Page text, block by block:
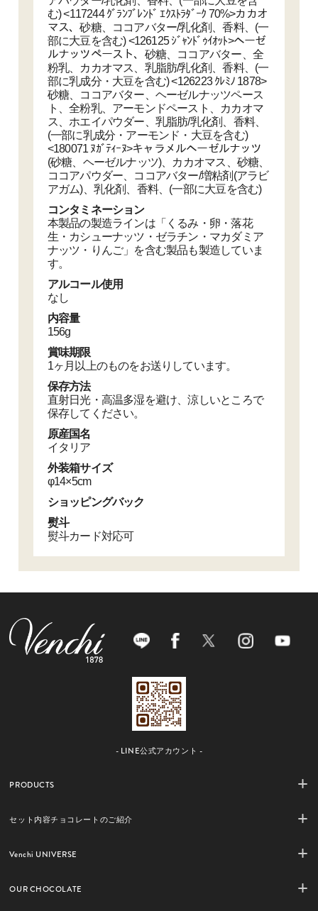
む) <117244 ｸﾞﾗﾝﾌﾞﾚﾝﾄﾞ ｴｸｽﾄﾗﾀﾞｰｸ 70%>カカオ
マス、砂糖、ココアバター/乳化剤、香料、(一
部に大豆を含む) <126125 ｼﾞｬﾝﾄﾞｩｲｵｯﾄ>ヘーゼ
ルナッツペースト、砂糖、ココアバター、全
粉乳、カカオマス、乳脂肪/乳化剤、香料、(一
部に乳成分・大豆を含む) <126223 ｸﾚﾐﾉ 1878>
砂糖、ココアバター、ヘーゼルナッツペース
ト、全粉乳、アーモンドペースト、カカオマ
ス、ホエイパウダー、乳脂肪/乳化剤、香料、
(一部に乳成分・アーモンド・大豆を含む)
<180071 ﾇｶﾞﾃｨｰﾇ>キャラメルヘーゼルナッツ
(砂糖、ヘーゼルナッツ)、カカオマス、砂糖、
ココアパウダー、ココアバター/増粘剤(アラビ
アガム)、乳化剤、香料、(一部に大豆を含む)
コンタミネーション
本製品の製造ラインは「くるみ・卵・落花
生・カシューナッツ・ゼラチン・マカダミア
ナッツ・りんご」を含む製品も製造していま
す。
アルコール使用
なし
内容量
156g
賞味期限
1ヶ月以上のものをお送りしています。
保存方法
直射日光・高温多湿を避け、涼しいところで
保存してください。
原産国名
イタリア
外装箱サイズ
φ14×5cm
ショッピングバック
熨斗
熨斗カード対応可
- LINE公式アカウント -
PRODUCTS
セット内容チョコレートのご紹介
Venchi UNIVERSE
OUR CHOCOLATE